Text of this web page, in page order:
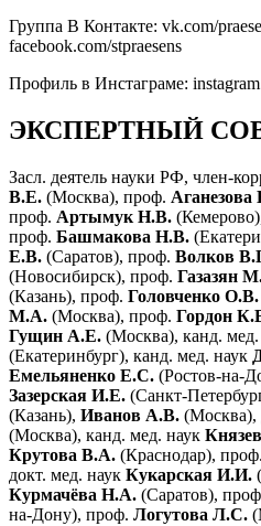
Группа В Контакте: vk.com/
facebook.com/stpraesens
Профиль в Инстаграме:
ЭКСПЕРТНЫЙ
Засл. деятель науки РФ, член-
В.Е. (Москва), проф. Аганезова
проф. Артымук Н.В.
проф. Башмакова Н.В.
Е.В. (Саратов), проф. Волков
(Новосибирск), проф. Газазян
(Казань), проф. Головченко О.В.
М.А. (Москва), проф. Гордон
Гущин А.Е. (Москва), канд. мед.
(Екатеринбург), канд. мед. наук
Емельяненко Е.С. (Ростов-на-
Зазерская И.Е. (Санкт-
(Казань), Иванов А.В. (Москва),
(Москва), канд. мед. наук
Крутова В.А. (Краснодар), проф.
докт. мед. наук Кукарская И.И.
Курмачёва Н.А. (Саратов),
на-Дону), проф. Логутова Л.С.